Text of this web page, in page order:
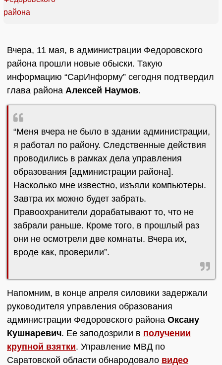
Вчера, 11 мая, в администрации Федоровского
района прошли новые обыски. Такую
информацию “СарИнформу” сегодня подтвердил
глава района Алексей Наумов.
“Меня вчера не было в здании администрации,
я работал по району. Следственные действия
проводились в рамках дела управления
образования [администрации района].
Насколько мне известно, изъяли компьютеры.
Завтра их можно будет забрать.
Правоохранители дорабатывают то, что не
забрали раньше. Кроме того, в прошлый раз
они не осмотрели две комнаты. Вчера их,
вроде как, проверили”.
Напомним, в конце апреля силовики задержали
руководителя управления образования
администрации Федоровского района Оксану
Кушнаревич. Ее заподозрили в получении
крупной взятки. Управление МВД по
Саратовской области обнародовало видео